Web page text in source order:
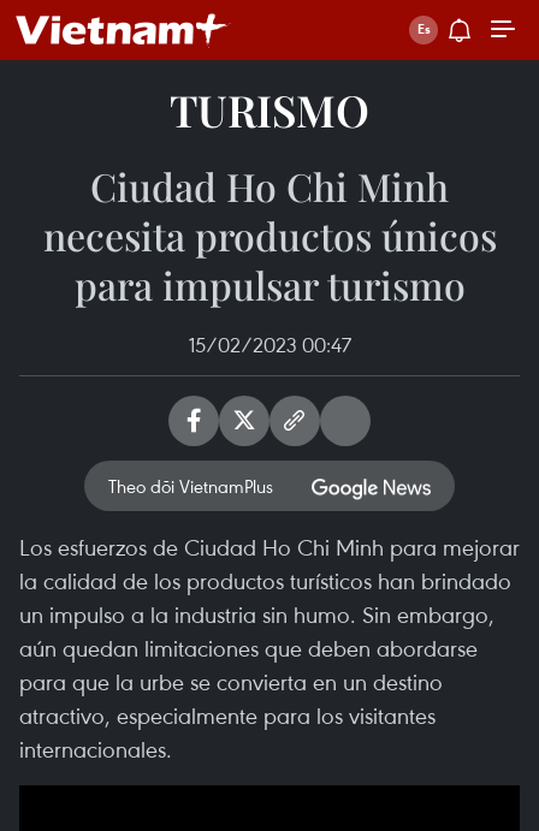
TURISMO
Ciudad Ho Chi Minh
necesita productos únicos
para impulsar turismo
15/02/2023 00:47
Theo dõi VietnamPlus
Los esfuerzos de Ciudad Ho Chi Minh para mejorar
la calidad de los productos turísticos han brindado
un impulso a la industria sin humo. Sin embargo,
aún quedan limitaciones que deben abordarse
para que la urbe se convierta en un destino
atractivo, especialmente para los visitantes
internacionales.